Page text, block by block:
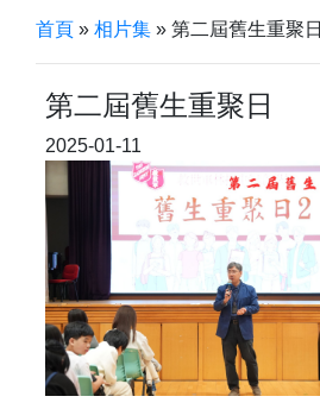
首頁 » 相片集 » 第二屆舊生重聚日
第二屆舊生重聚日
2025-01-11